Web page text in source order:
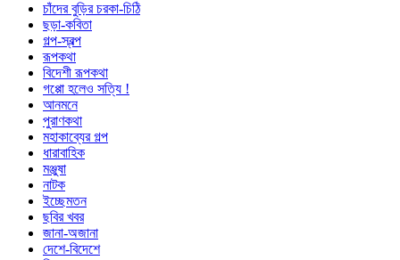
চাঁদের বুড়ির চরকা-চিঠি
ছড়া-কবিতা
গল্প-স্বল্প
রূপকথা
বিদেশী রূপকথা
গপ্পো হলেও সত্যি !
আনমনে
পুরাণকথা
মহাকাব্যের গল্প
ধারাবাহিক
মঞ্জুষা
নাটক
ইচ্ছেমতন
ছবির খবর
জানা-অজানা
দেশে-বিদেশে